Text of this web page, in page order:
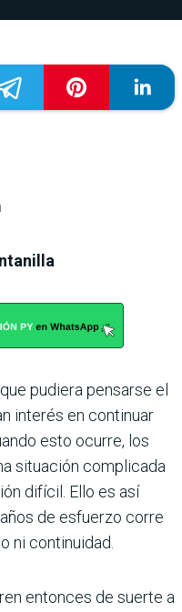
pudiera pensarse el
interés en continuar
esto ocurre, los
situación complicada
difícil. Ello es así
de esfuerzo corre
ni continuidad.
entonces de suerte a